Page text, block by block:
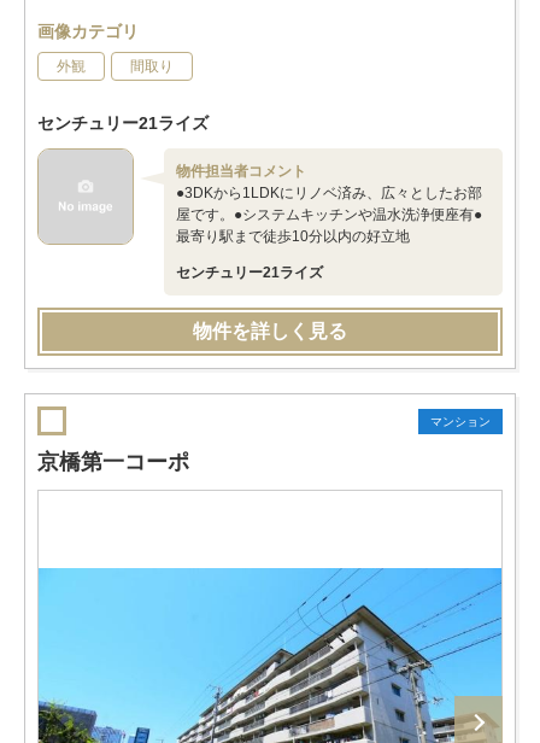
画像カテゴリ
外観 間取り
センチュリー21ライズ
物件担当者コメント
●3DKから1LDKにリノベ済み、広々としたお部
屋です。●システムキッチンや温水洗浄便座有●
最寄り駅まで徒歩10分以内の好立地
センチュリー21ライズ
物件を詳しく見る
マンション
京橋第一コーポ